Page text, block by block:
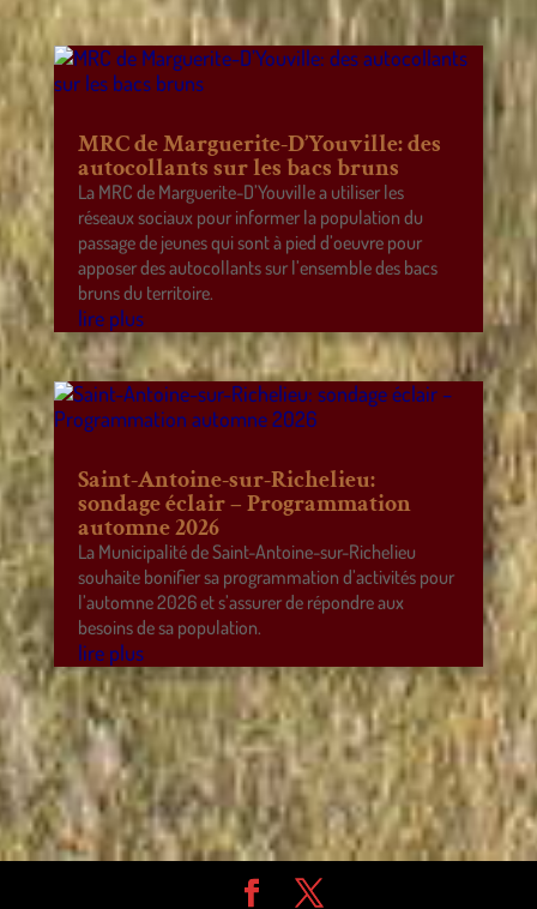
MRC de Marguerite-D’Youville: des
autocollants sur les bacs bruns
La MRC de Marguerite-D’Youville a utiliser les
réseaux sociaux pour informer la population du
passage de jeunes qui sont à pied d’oeuvre pour
apposer des autocollants sur l’ensemble des bacs
bruns du territoire.
lire plus
Saint-Antoine-sur-Richelieu:
sondage éclair – Programmation
automne 2026
La Municipalité de Saint-Antoine-sur-Richelieu
souhaite bonifier sa programmation d’activités pour
l’automne 2026 et s’assurer de répondre aux
besoins de sa population.
lire plus